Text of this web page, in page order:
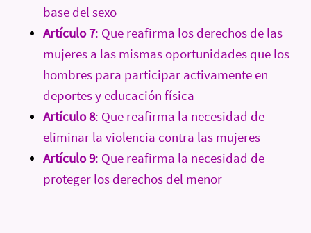
base del sexo
Artículo 7: Que reafirma los derechos de las
mujeres a las mismas oportunidades que los
hombres para participar activamente en
deportes y educación física
Artículo 8: Que reafirma la necesidad de
eliminar la violencia contra las mujeres
Artículo 9: Que reafirma la necesidad de
proteger los derechos del menor